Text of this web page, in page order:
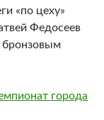
«по цеху»
Федосеев
бронзовым
города